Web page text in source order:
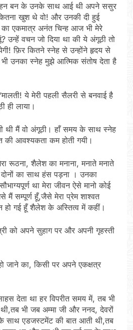
बन के उनके साथ आई थी अपने ससुर
खुश थे वो! और उनकी दी हुई
का एकमात्र अनंत चिन्ह आज भी मेरे
उन्हें वचन जो दिया था की ये अंगूठी तो
फ़िर कितने स्नेह से उन्होंने हृदय से
उनका स्नेह मुझे आत्मिक संतोष देता है
ये मेरी पहली सैलरी से बनवाई है
ही लाया।
थी मैं वो अंगूठी। हाँ समय के साथ स्नेह
की आवश्यकता कम होती गयी।
रूठना, शैलेश का मनाना, मनाते मनाते
का साथ हंस पड़ना । उनका
था मेरा जीवन ऐसे मानो कोई
मैं सम्पूर्ण हूँ,जैसे मेरा प्रेम शाश्वत
हो गई हूँ शैलेश के अस्तित्व में कहीं।
को अपने सुहाग पर और अपनी गृहस्ती
जाने का, किसी पर अपने एकक्षत्र
देता था हर विपरीत समय में, तब भी
भी जब अम्मा जी और ननद, देवरों
के साथ एडजस्टमेंट की बात आती थी,तब